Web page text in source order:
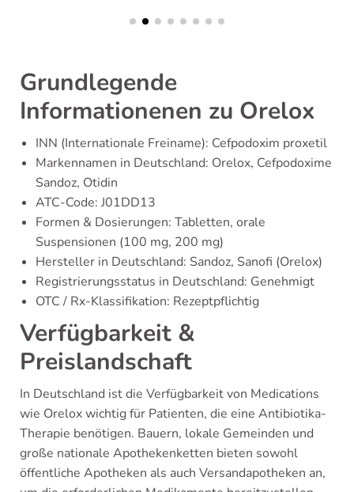
Grundlegende
Informationenen zu Orelox
INN (Internationale Freiname): Cefpodoxim proxetil
Markennamen in Deutschland: Orelox, Cefpodoxime
Sandoz, Otidin
ATC-Code: J01DD13
Formen & Dosierungen: Tabletten, orale
Suspensionen (100 mg, 200 mg)
Hersteller in Deutschland: Sandoz, Sanofi (Orelox)
Registrierungsstatus in Deutschland: Genehmigt
OTC / Rx-Klassifikation: Rezeptpflichtig
Verfügbarkeit &
Preislandschaft
In Deutschland ist die Verfügbarkeit von Medications
wie Orelox wichtig für Patienten, die eine Antibiotika-
Therapie benötigen. Bauern, lokale Gemeinden und
große nationale Apothekenketten bieten sowohl
öffentliche Apotheken als auch Versandapotheken an,